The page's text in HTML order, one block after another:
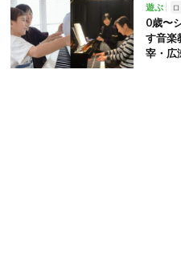
遊ぶ
0歳〜
す音楽
宰・広